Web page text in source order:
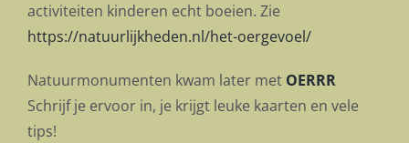
activiteiten kinderen echt boeien. Zie
https://natuurlijkheden.nl/het-oergevoel/
Natuurmonumenten kwam later met OERRR
Schrijf je ervoor in, je krijgt leuke kaarten en vele
tips!